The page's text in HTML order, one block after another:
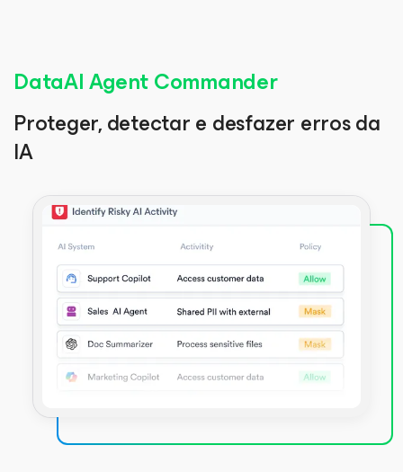
DataAI Agent Commander
Proteger, detectar e desfazer erros da
IA